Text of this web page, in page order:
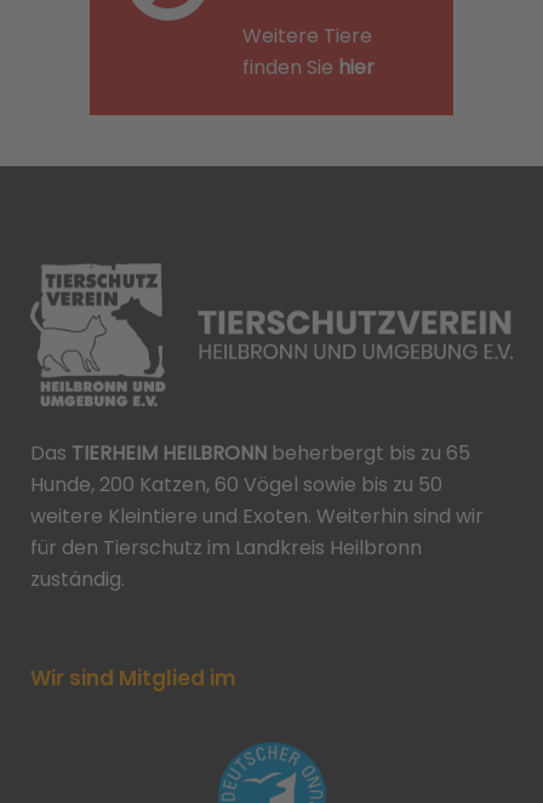
Weitere Tiere
finden Sie hier
Das TIERHEIM HEILBRONN beherbergt bis zu 65
Hunde, 200 Katzen, 60 Vögel sowie bis zu 50
weitere Kleintiere und Exoten. Weiterhin sind wir
für den Tierschutz im Landkreis Heilbronn
zuständig.
Wir sind Mitglied im